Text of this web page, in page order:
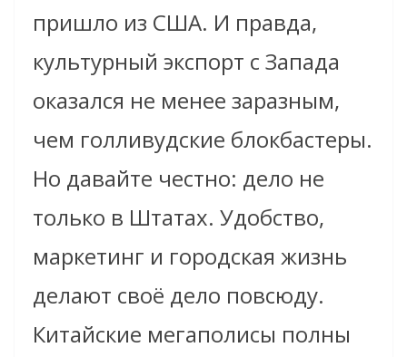
пришло из США. И правда,
культурный экспорт с Запада
оказался не менее заразным,
чем голливудские блокбастеры.
Но давайте честно: дело не
только в Штатах. Удобство,
маркетинг и городская жизнь
делают своё дело повсюду.
Китайские мегаполисы полны